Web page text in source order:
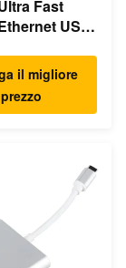
Fast
USB
il migliore
prezzo